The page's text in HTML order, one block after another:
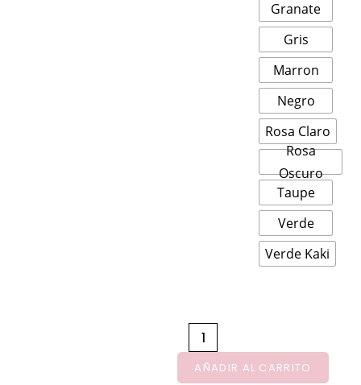
Granate
Gris
Marron
Negro
Rosa Claro
Rosa
Oscuro
Taupe
Verde
Verde Kaki
AÑADIR AL CARRITO